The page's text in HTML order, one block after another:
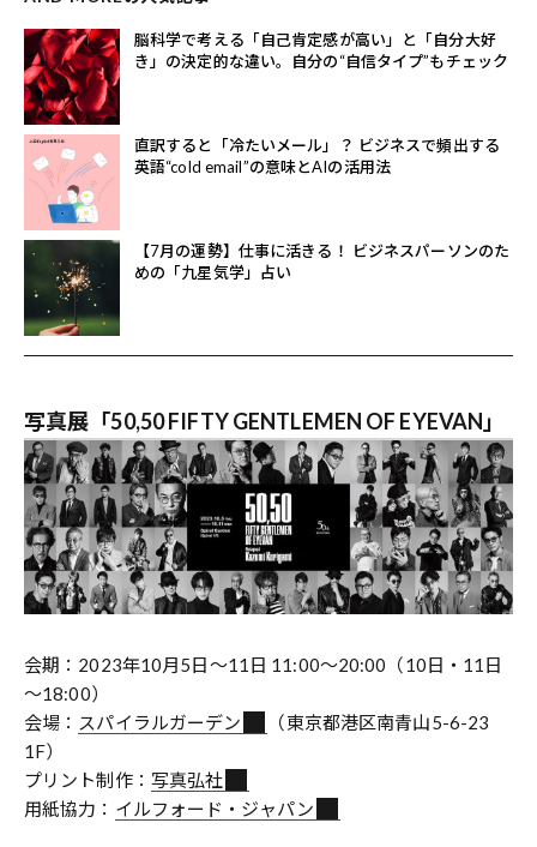
脳科学で考える「自己肯定感が高い」と「自分大好
き」の決定的な違い。自分の“自信タイプ”もチェック
直訳すると「冷たいメール」？ ビジネスで頻出する
英語“cold email”の意味とAIの活用法
【7月の運勢】仕事に活きる！ ビジネスパーソンのた
めの「九星気学」占い
写真展「50,50 FIFTY GENTLEMEN OF EYEVAN」
会期：2023年10月5日～11日 11:00～20:00（10日・11日
～18:00）
会場： スパイラルガーデン
（東京都港区南青山5-6-23
1F）
プリント制作： 写真弘社
用紙協力： イルフォード・ジャパン